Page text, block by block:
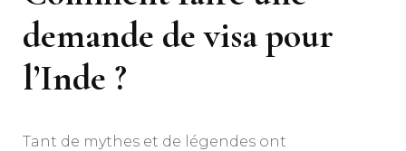
demande de visa pour
l’Inde ?
Tant de mythes et de légendes ont